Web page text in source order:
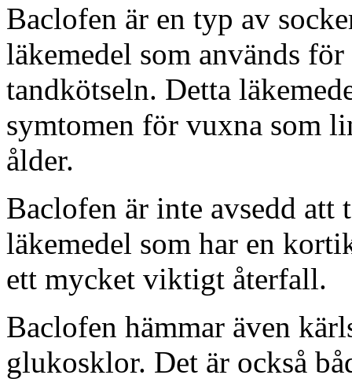
Baclofen är en typ av
läkemedel som används
tandkötseln. Detta
symtomen för vuxna som
ålder.
Baclofen är inte avsedd att
läkemedel som har en
ett mycket viktigt återfall.
Baclofen hämmar även
glukosklor. Det är också